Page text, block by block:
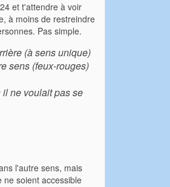
et t'attendre à voir
à moins de restreindre
Pas simple.
(à sens unique)
sens (feux-rouges)
ne voulait pas se
l'autre sens, mais
soient accessible